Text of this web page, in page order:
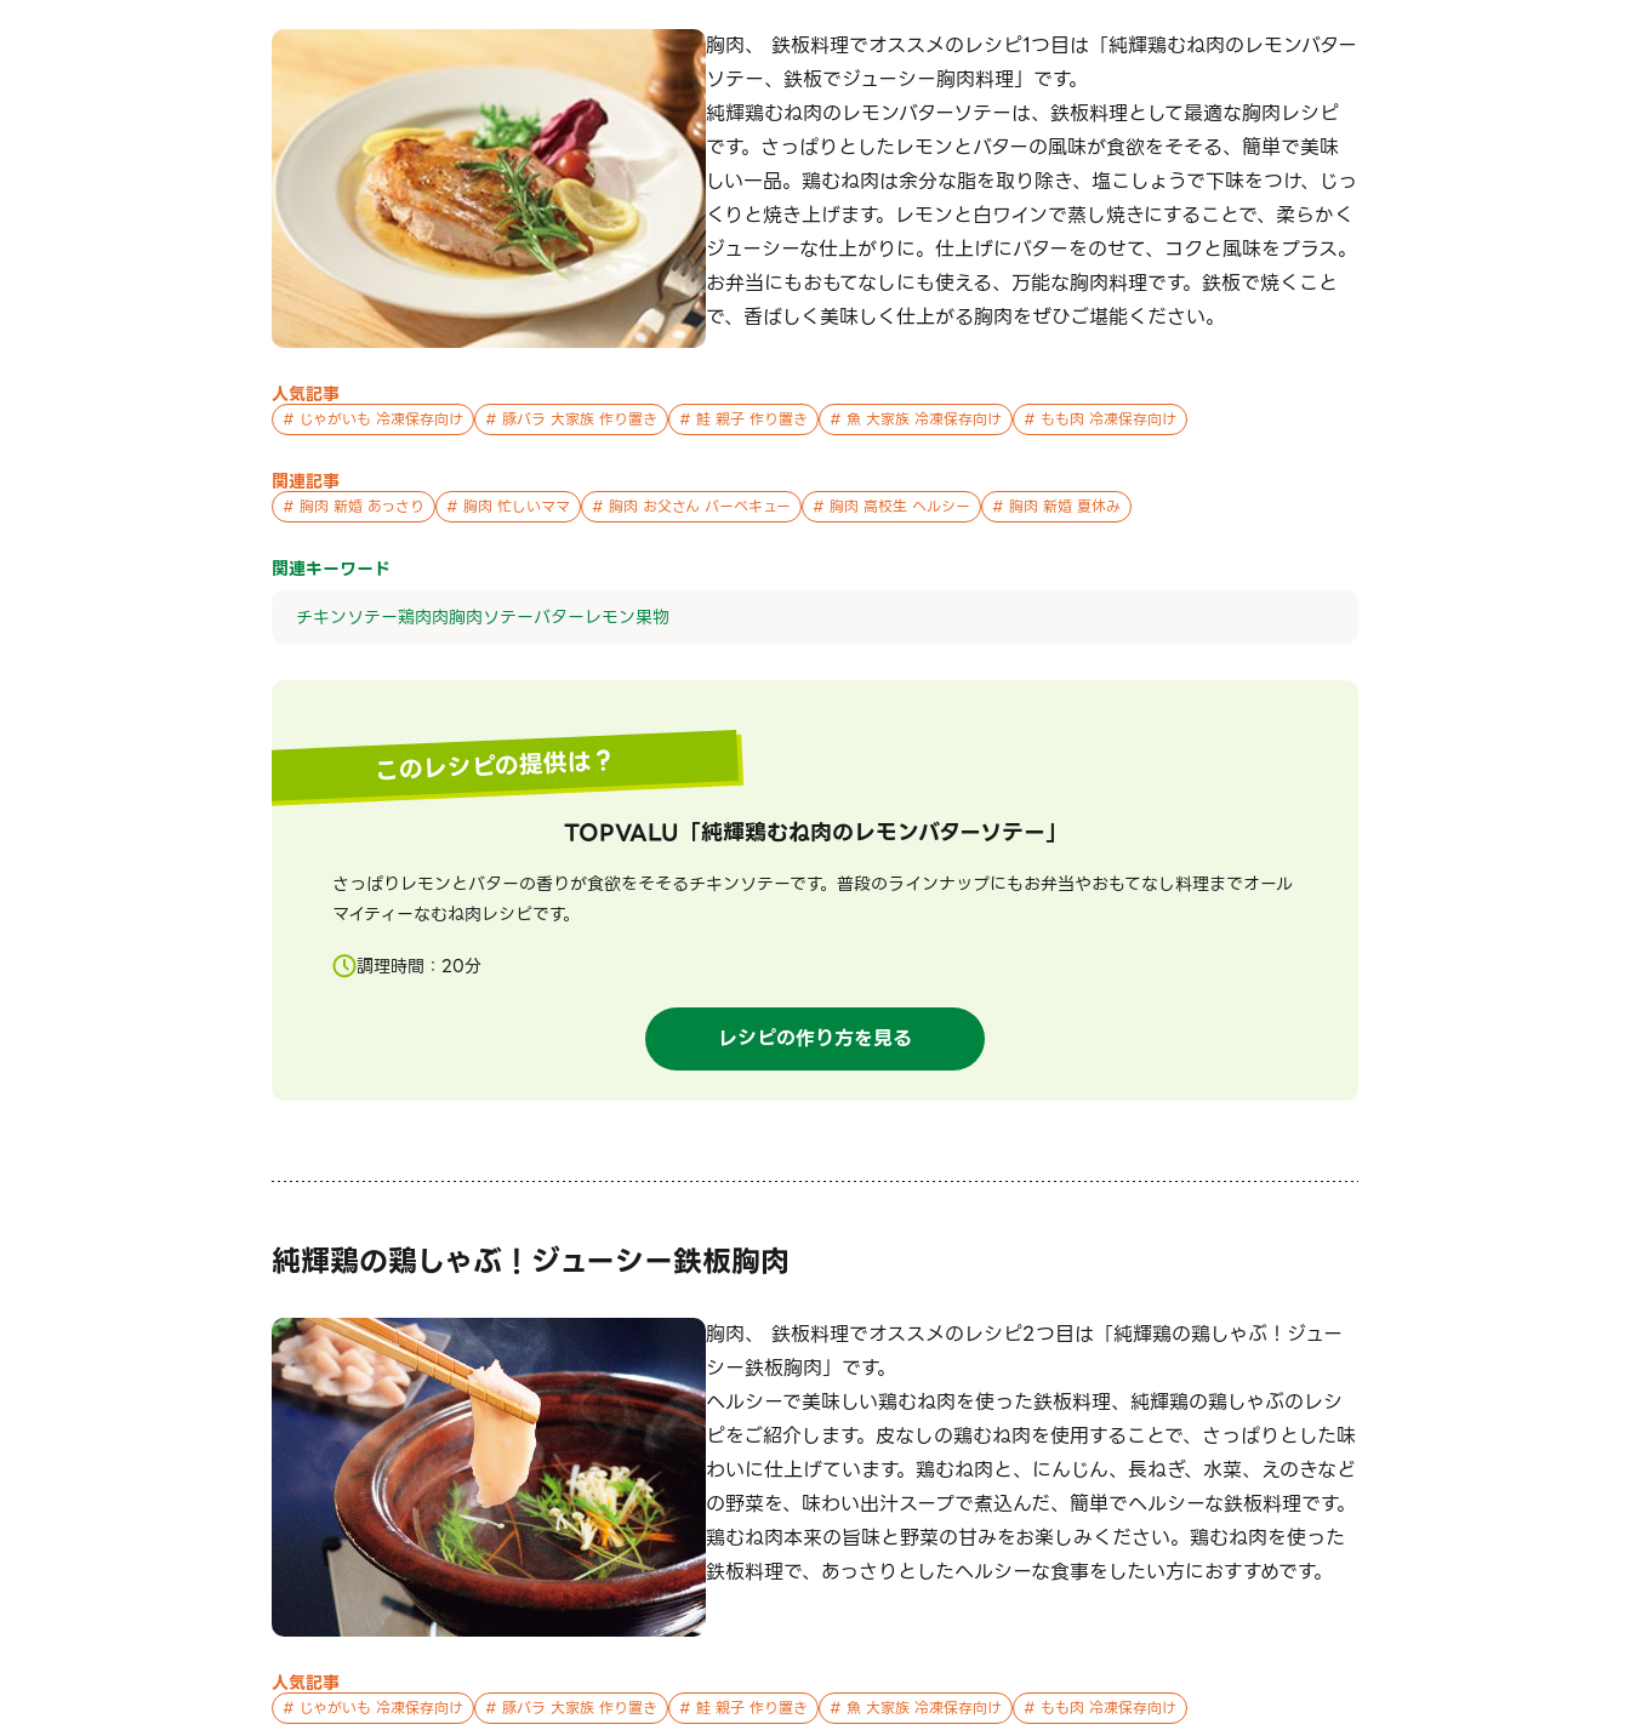
胸肉、 鉄板料理でオススメのレシピ1つ目は「純輝鶏むね肉のレモンバター
ソテー、鉄板でジューシー胸肉料理」です。
純輝鶏むね肉のレモンバターソテーは、鉄板料理として最適な胸肉レシピ
です。さっぱりとしたレモンとバターの風味が食欲をそそる、簡単で美味
しい一品。鶏むね肉は余分な脂を取り除き、塩こしょうで下味をつけ、じっ
くりと焼き上げます。レモンと白ワインで蒸し焼きにすることで、柔らかく
ジューシーな仕上がりに。仕上げにバターをのせて、コクと風味をプラス。
お弁当にもおもてなしにも使える、万能な胸肉料理です。鉄板で焼くこと
で、香ばしく美味しく仕上がる胸肉をぜひご堪能ください。
人気記事
# じゃがいも 冷凍保存向け # 豚バラ 大家族 作り置き # 鮭 親子 作り置き # 魚 大家族 冷凍保存向け # もも肉 冷凍保存向け
関連記事
# 胸肉 新婚 あっさり # 胸肉 忙しいママ # 胸肉 お父さん バーベキュー # 胸肉 高校生 ヘルシー # 胸肉 新婚 夏休み
関連キーワード
チキンソテー鶏肉肉胸肉ソテーバターレモン果物
このレシピの提供は？
TOPVALU 「純輝鶏むね肉のレモンバターソテー」
さっぱりレモンとバターの香りが食欲をそそるチキンソテーです。普段のラインナップにもお弁当やおもてなし料理までオール
マイティーなむね肉レシピです。
調理時間： 20分
レシピの作り方を見る
純輝鶏の鶏しゃぶ！ジューシー鉄板胸肉
胸肉、 鉄板料理でオススメのレシピ2つ目は「純輝鶏の鶏しゃぶ！ジュー
シー鉄板胸肉」です。
ヘルシーで美味しい鶏むね肉を使った鉄板料理、純輝鶏の鶏しゃぶのレシ
ピをご紹介します。皮なしの鶏むね肉を使用することで、さっぱりとした味
わいに仕上げています。鶏むね肉と、にんじん、長ねぎ、水菜、えのきなど
の野菜を、味わい出汁スープで煮込んだ、簡単でヘルシーな鉄板料理です。
鶏むね肉本来の旨味と野菜の甘みをお楽しみください。鶏むね肉を使った
鉄板料理で、あっさりとしたヘルシーな食事をしたい方におすすめです。
人気記事
# じゃがいも 冷凍保存向け # 豚バラ 大家族 作り置き # 鮭 親子 作り置き # 魚 大家族 冷凍保存向け # もも肉 冷凍保存向け